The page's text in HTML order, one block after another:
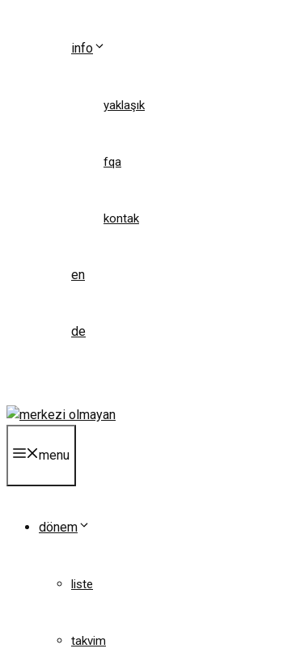
info
yaklaşık
fqa
kontak
en
de
menu
dönem
liste
takvim